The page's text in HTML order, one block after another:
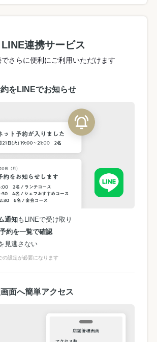
LINE連携サービス
でさらに便利にご利用いただけます
をLINEでお知らせ
通知もLINEで受け取り
約を一覧で確認
見逃さない
設定が必要になります
面へ簡単アクセス